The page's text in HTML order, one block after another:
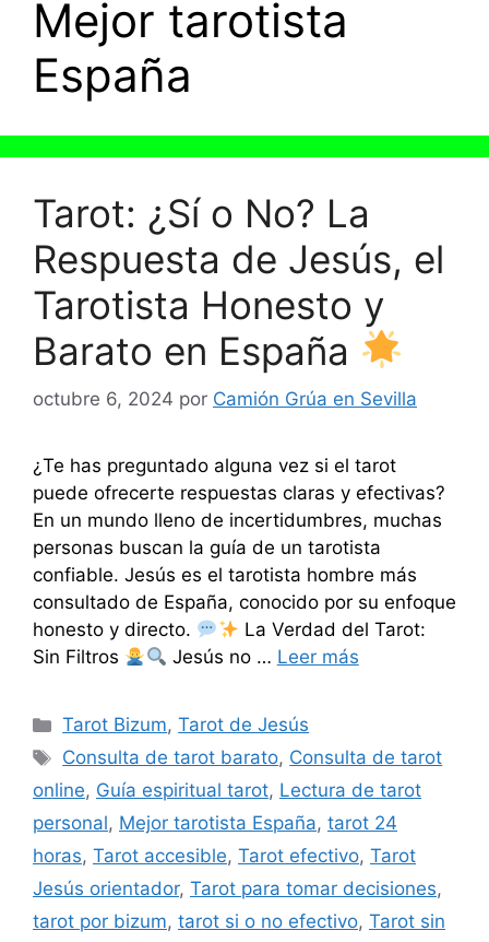
Mejor tarotista
España
Tarot: ¿Sí o No? La
Respuesta de Jesús, el
Tarotista Honesto y
Barato en España
octubre 6, 2024 por Camión Grúa en Sevilla
¿Te has preguntado alguna vez si el tarot
puede ofrecerte respuestas claras y efectivas?
En un mundo lleno de incertidumbres, muchas
personas buscan la guía de un tarotista
confiable. Jesús es el tarotista hombre más
consultado de España, conocido por su enfoque
honesto y directo.
La Verdad del Tarot:
Sin Filtros
Jesús no … Leer más
Categorías
Tarot Bizum,Tarot de Jesús
Etiquetas
Consulta de tarot barato, Consulta de tarot
online, Guía espiritual tarot, Lectura de tarot
personal, Mejor tarotista España, tarot 24
horas, Tarot accesible, Tarot efectivo, Tarot
Jesús orientador, Tarot para tomar decisiones,
tarot por bizum, tarot si o no efectivo, Tarot sin